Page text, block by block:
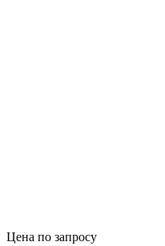
Цена по запросу